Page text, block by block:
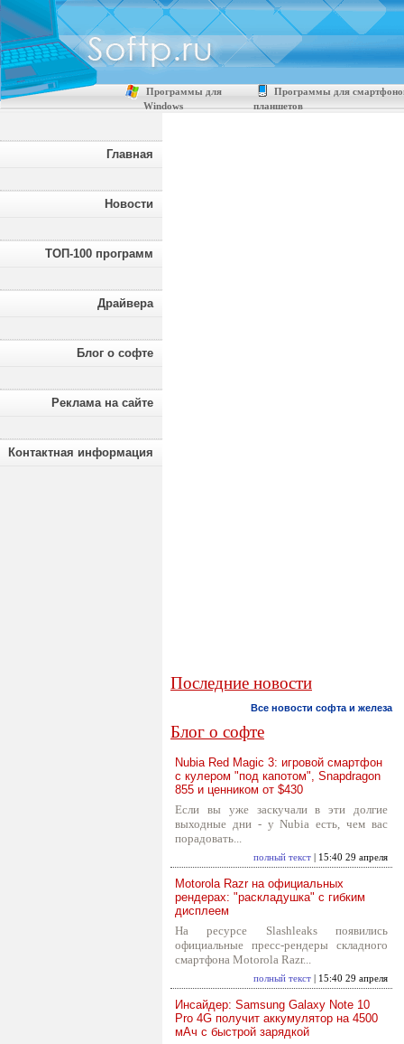
Программы для
Windows
Программы для
планшетов
Главная
Новости
ТОП-100 программ
Драйвера
Блог о софте
Реклама на сайте
Контактная информация
Последние новости
Все новости софта и железа
Блог о софте
Nubia Red Magic 3: игровой смартфон
с кулером "под капотом", Snapdragon
855 и ценником от $430
Если вы уже заскучали в эти долгие
выходные дни - у Nubia есть, чем вас
порадовать...
полный текст | 15:40 29 апреля
Motorola Razr на официальных
рендерах: "раскладушка" с гибким
дисплеем
На ресурсе Slashleaks появились
официальные пресс-рендеры складного
смартфона Motorola Razr...
полный текст | 15:40 29 апреля
Инсайдер: Samsung Galaxy Note 10
Pro 4G получит аккумулятор на 4500
мАч с быстрой зарядкой